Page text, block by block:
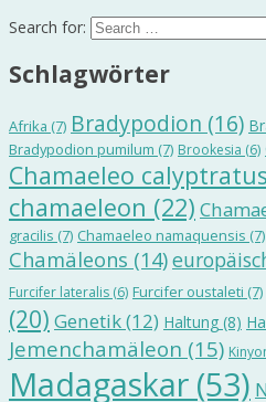
Search for:
Schlagwörter
Afrika (7) Bradypodion (16)
Bradypodion pumilum (7) Brookesia (6)
Chamaeleo calyptratus
chamaeleon (22)
gracilis (7) Chamaeleo namaquensis (7)
Chamäleons (14)
Furcifer lateralis (6) Furcifer oustaleti (7)
(20) Genetik(12) Haltung (8)
Jemenchamäleon (15)
Madagaskar (53)